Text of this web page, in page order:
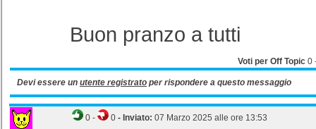
Buon pranzo a tutti
Voti per Off Topic 0
Devi essere un utente registrato per rispondere a questo messaggio
0 - 0 - Inviato: 07 Marzo 2025 alle ore 13:53